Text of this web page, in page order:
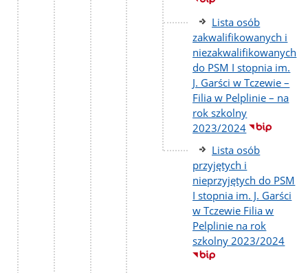
Lista osób
zakwalifikowanych i
niezakwalifikowanych
do PSM I stopnia im.
J. Garści w Tczewie –
Filia w Pelplinie – na
rok szkolny
2023/2024
Lista osób
przyjętych i
nieprzyjętych do PSM
I stopnia im. J. Garści
w Tczewie Filia w
Pelplinie na rok
szkolny 2023/2024